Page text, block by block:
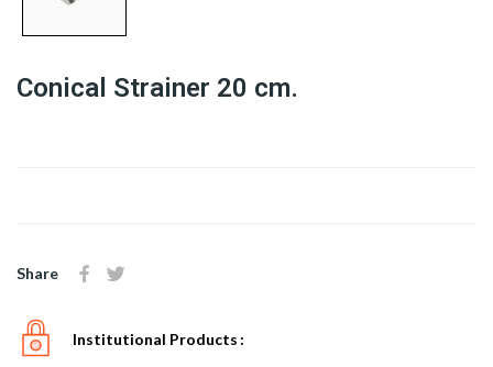
Conical Strainer 20 cm.
Share
Institutional Products